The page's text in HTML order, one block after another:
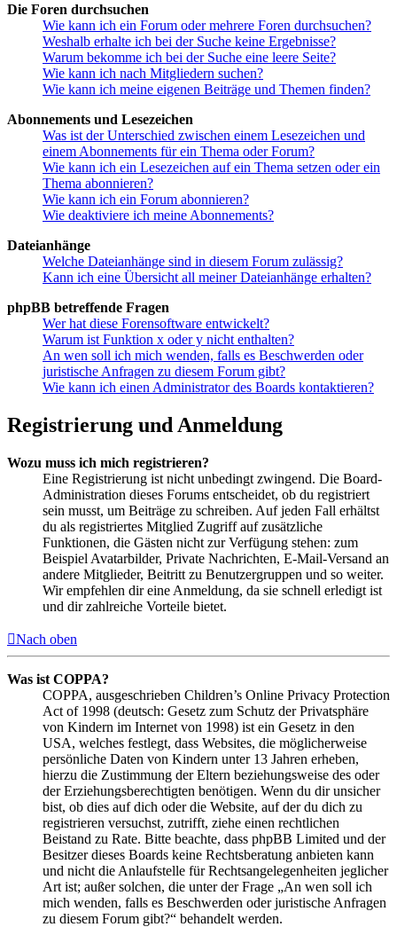
Die Foren durchsuchen
Wie kann ich ein Forum oder mehrere Foren durchsuchen?
Weshalb erhalte ich bei der Suche keine Ergebnisse?
Warum bekomme ich bei der Suche eine leere Seite?
Wie kann ich nach Mitgliedern suchen?
Wie kann ich meine eigenen Beiträge und Themen finden?
Abonnements und Lesezeichen
Was ist der Unterschied zwischen einem Lesezeichen und
einem Abonnements für ein Thema oder Forum?
Wie kann ich ein Lesezeichen auf ein Thema setzen oder ein
Thema abonnieren?
Wie kann ich ein Forum abonnieren?
Wie deaktiviere ich meine Abonnements?
Dateianhänge
Welche Dateianhänge sind in diesem Forum zulässig?
Kann ich eine Übersicht all meiner Dateianhänge erhalten?
phpBB betreffende Fragen
Wer hat diese Forensoftware entwickelt?
Warum ist Funktion x oder y nicht enthalten?
An wen soll ich mich wenden, falls es Beschwerden oder
juristische Anfragen zu diesem Forum gibt?
Wie kann ich einen Administrator des Boards kontaktieren?
Registrierung und Anmeldung
Wozu muss ich mich registrieren?
Eine Registrierung ist nicht unbedingt zwingend. Die Board-
Administration dieses Forums entscheidet, ob du registriert
sein musst, um Beiträge zu schreiben. Auf jeden Fall erhältst
du als registriertes Mitglied Zugriff auf zusätzliche
Funktionen, die Gästen nicht zur Verfügung stehen: zum
Beispiel Avatarbilder, Private Nachrichten, E-Mail-Versand an
andere Mitglieder, Beitritt zu Benutzergruppen und so weiter.
Wir empfehlen dir eine Anmeldung, da sie schnell erledigt ist
und dir zahlreiche Vorteile bietet.
Nach oben
Was ist COPPA?
COPPA, ausgeschrieben Children’s Online Privacy Protection
Act of 1998 (deutsch: Gesetz zum Schutz der Privatsphäre
von Kindern im Internet von 1998) ist ein Gesetz in den
USA, welches festlegt, dass Websites, die möglicherweise
persönliche Daten von Kindern unter 13 Jahren erheben,
hierzu die Zustimmung der Eltern beziehungsweise des oder
der Erziehungsberechtigten benötigen. Wenn du dir unsicher
bist, ob dies auf dich oder die Website, auf der du dich zu
registrieren versuchst, zutrifft, ziehe einen rechtlichen
Beistand zu Rate. Bitte beachte, dass phpBB Limited und der
Besitzer dieses Boards keine Rechtsberatung anbieten kann
und nicht die Anlaufstelle für Rechtsangelegenheiten jeglicher
Art ist; außer solchen, die unter der Frage „An wen soll ich
mich wenden, falls es Beschwerden oder juristische Anfragen
zu diesem Forum gibt?“ behandelt werden.